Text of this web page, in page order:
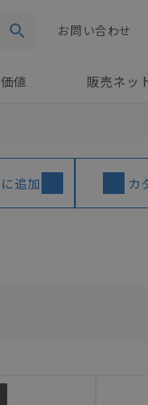
検索お問い合わせ
値 販売ネッ
追加 カ